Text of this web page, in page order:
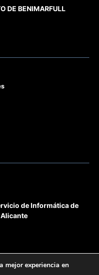
DE BENIMARFULL
de Informática de
Alicante -
mejor experiencia en